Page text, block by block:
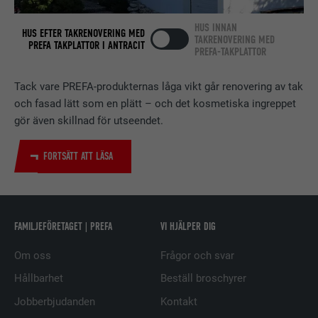
Tack vare PREFA-produkternas låga vikt går renovering av tak
och fasad lätt som en plätt – och det kosmetiska ingreppet
gör även skillnad för utseendet.
FORTSÄTT ATT LÄSA
HUS EFTER TAKRENOVERING MED
PREFA TAKPLATTOR I ANTRACIT
HUS INNAN
TAKRENOVERING MED
PREFA-TAKPLATTOR
FAMILJEFÖRETAGET | PREFA
Om oss
Hållbarhet
Jobberbjudanden
VI HJÄLPER DIG
Frågor och svar
Beställ broschyrer
Kontakt
nätverkstjänsten LinkedIn för att
spåra användningen av inbäddade
tjänster.
LEVERANTÖRER LinkedIn
PROCEDUR
spåra användningen av inbäddade
EFTERNAMN UserMatchHistory